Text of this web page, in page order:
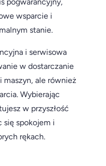
wsparcie i
stanie.
i serwisowa
w dostarczanie
maszyn, ale również
Wybierając
w przyszłość
się spokojem i
rękach.